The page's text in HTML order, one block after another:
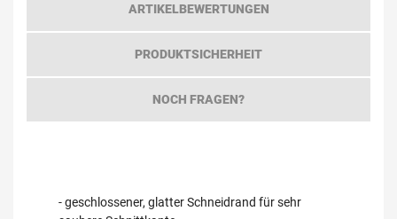
ARTIKELBEWERTUNGEN
PRODUKTSICHERHEIT
NOCH FRAGEN?
- geschlossener, glatter Schneidrand für sehr